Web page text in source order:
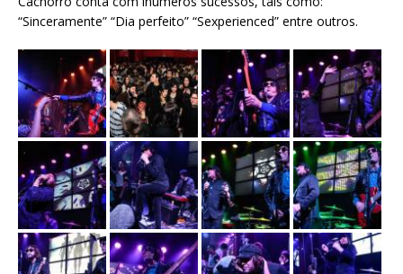
“Sinceramente” “Dia perfeito” “Sexperienced” entre outros.